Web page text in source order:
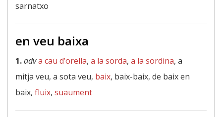
sarnatxo
en veu baixa
1.adva cau d’orella, a la sorda, a la sordina, a
mitja veu, a sota veu, baix, baix-baix, de baix en
baix, fluix, suaument